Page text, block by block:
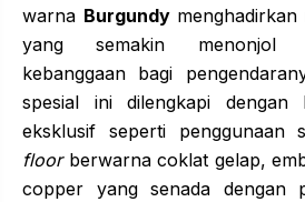
warna Burgundy
yang semakin menonjol
kebanggaan bagi
spesial ini dilengkapi dengan
eksklusif seperti penggunaan
floor berwarna coklat gelap,
copper yang senada dengan